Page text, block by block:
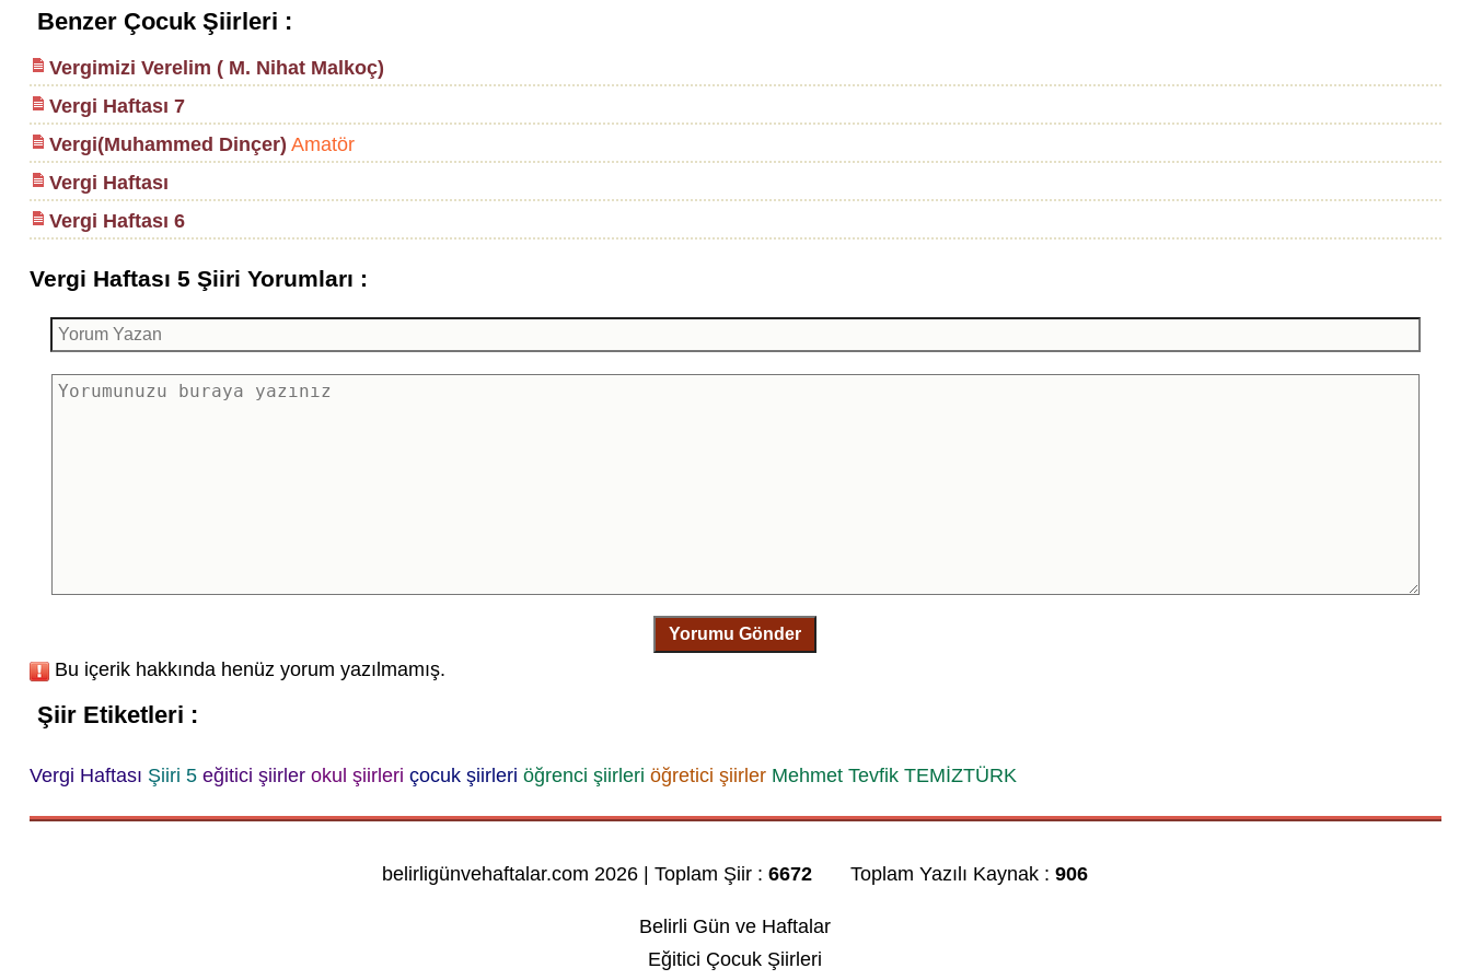
Benzer Çocuk Şiirleri :
Vergimizi Verelim ( M. Nihat Malkoç)
Vergi Haftası 7
Vergi(Muhammed Dinçer) Amatör
Vergi Haftası
Vergi Haftası 6
Vergi Haftası 5 Şiiri Yorumları :
Yorumu Gönder
Bu içerik hakkında henüz yorum yazılmamış.
Şiir Etiketleri :
Vergi Haftası Şiiri 5 eğitici şiirler okul şiirleri çocuk şiirleri öğrenci şiirleri öğretici şiirler Mehmet Tevfik TEMİZTÜRK
belirligünvehaftalar.com 2026 | Toplam Şiir :6672 Toplam Yazılı Kaynak :906
Belirli Gün ve Haftalar
Eğitici Çocuk Şiirleri